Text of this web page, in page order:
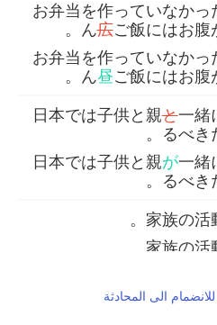
お弁当を作っていなかっ
ん広ご飯にはお腹
お弁当を作っていなかっ
ん昼ご飯にはお腹
日本では子供と親と一緒
るべき
日本では子供と親が一緒
るべき
家族の活
家族の活
2020.05.18 05:58